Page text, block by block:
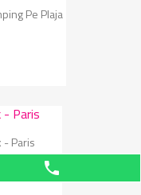
Pe Plaja
- Paris
phone